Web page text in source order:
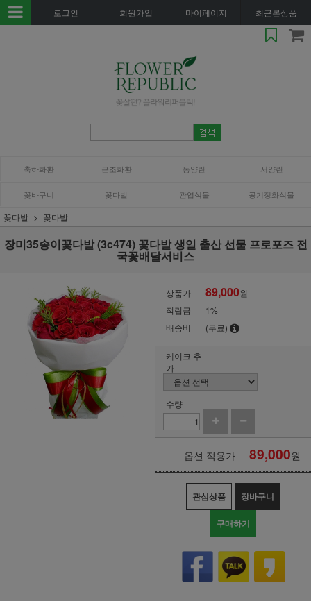
로그인 회원가입 마이페이지 최근본상품
축하화환 근조화환 동양란 서양란
꽃바구니 꽃다발 관엽식물 공기정화식물
꽃다발 꽃다발
장미35송이꽃다발 (3c474) 꽃다발 생일 출산 선물 프로포즈 전
국꽃배달서비스
상품가 89,000원
적립금
1%
배송비
(무료)
케이크 추
가
수량
옵션 적용가 89,000원
관심상품 장바구니
구매하기